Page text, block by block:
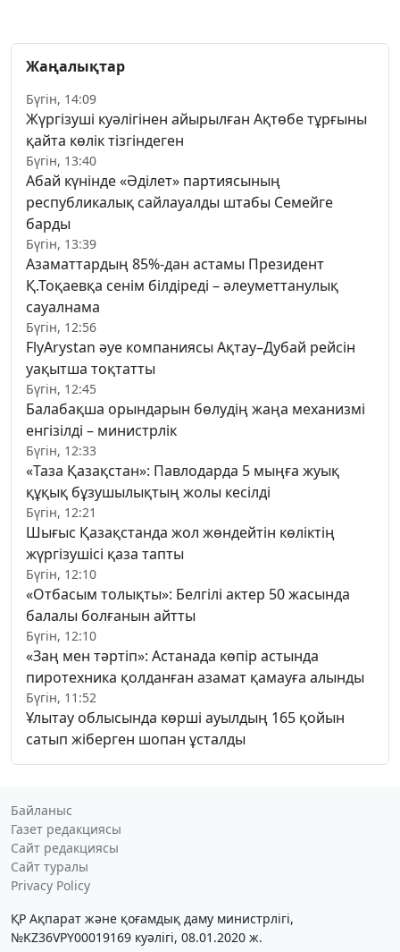
Жаңалықтар
Бүгін, 14:09
Жүргізуші куәлігінен айырылған Ақтөбе тұрғыны
қайта көлік тізгіндеген
Бүгін, 13:40
Абай күнінде «Әділет» партиясының
республикалық сайлауалды штабы Семейге
барды
Бүгін, 13:39
Азаматтардың 85%-дан астамы Президент
Қ.Тоқаевқа сенім білдіреді – әлеуметтанулық
сауалнама
Бүгін, 12:56
FlyArystan әуе компаниясы Ақтау–Дубай рейсін
уақытша тоқтатты
Бүгін, 12:45
Балабақша орындарын бөлудің жаңа механизмі
енгізілді – министрлік
Бүгін, 12:33
«Таза Қазақстан»: Павлодарда 5 мыңға жуық
құқық бұзушылықтың жолы кесілді
Бүгін, 12:21
Шығыс Қазақстанда жол жөндейтін көліктің
жүргізушісі қаза тапты
Бүгін, 12:10
«Отбасым толықты»: Белгілі актер 50 жасында
балалы болғанын айтты
Бүгін, 12:10
«Заң мен тәртіп»: Астанада көпір астында
пиротехника қолданған азамат қамауға алынды
Бүгін, 11:52
Ұлытау облысында көрші ауылдың 165 қойын
сатып жіберген шопан ұсталды
Байланыс
Газет редакциясы
Сайт редакциясы
Сайт туралы
Privacy Policy
ҚР Ақпарат және қоғамдық даму министрлігі,
№KZ36VPY00019169 куәлігі, 08.01.2020 ж.